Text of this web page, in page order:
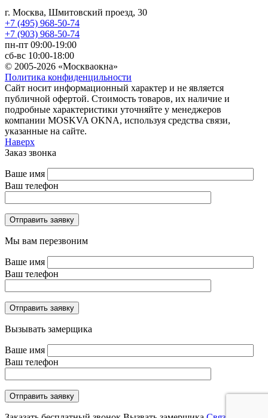
г. Москва, Шмитовский проезд, 30
+7 (495) 968-50-74
+7 (903) 968-50-74
пн-пт 09:00-19:00
сб-вс 10:00-18:00
© 2005-2026 «Москваокна»
Политика конфиденцильности
Сайт носит информационный характер и не является
публичной офертой. Стоимость товаров, их наличие и
подробные характеристики уточняйте у менеджеров
компании MOSKVA OKNA, используя средства связи,
указанные на сайте.
Наверх
Заказ звонка
Ваше имя
Ваш телефон
Отправить заявку
Мы вам перезвоним
Ваше имя
Ваш телефон
Отправить заявку
Вызывать замерщика
Ваше имя
Ваш телефон
Отправить заявку